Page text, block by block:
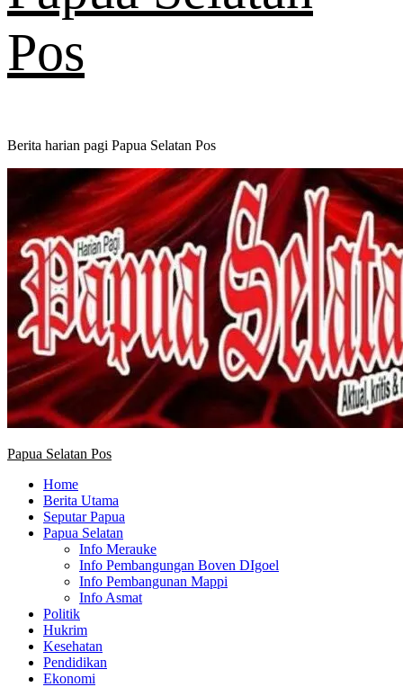
Pos
Berita harian pagi Papua Selatan Pos
Primary
Papua Selatan Pos
Home
Berita Utama
Seputar Papua
Papua Selatan
Info Merauke
Info Pembangungan Boven DIgoel
Info Pembangunan Mappi
Info Asmat
Politik
Hukrim
Kesehatan
Pendidikan
Ekonomi